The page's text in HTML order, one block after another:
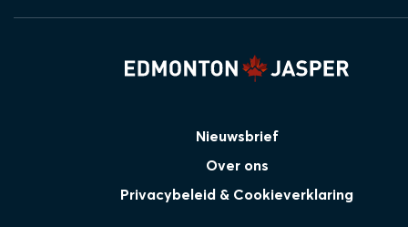
Nieuwsbrief
Over ons
Privacybeleid & Cookieverklaring